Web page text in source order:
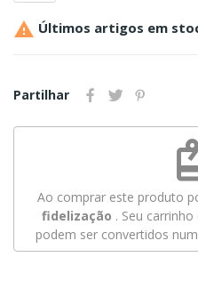
 Últimos artigos em
Partilhar
Ao comprar este produto
fidelização . Seu
podem ser convertidos